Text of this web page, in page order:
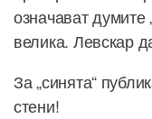
означават
велика. Левскар
За „синята“
стени!